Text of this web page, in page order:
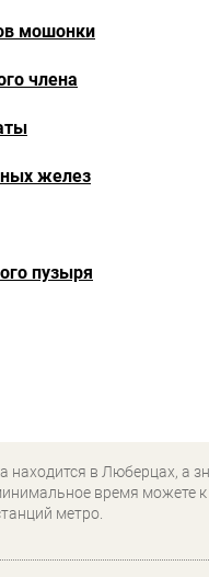
мошонки
члена
желез
пузыря
находится в Люберцах, а
время можете к
метро.